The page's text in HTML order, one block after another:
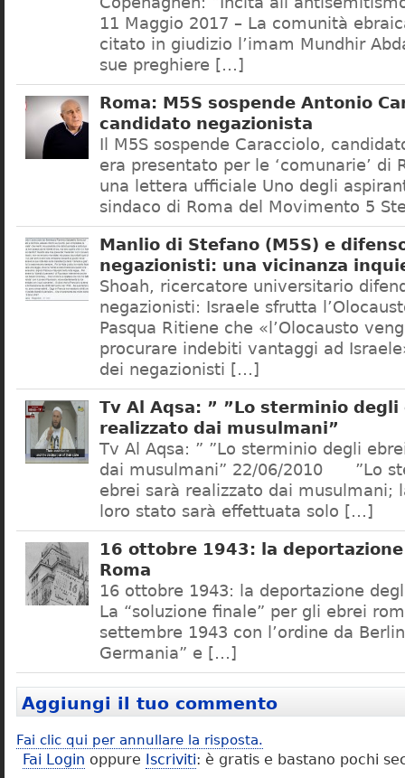
11 Maggio 2017 – La comunità
citato in giudizio l’imam Mundhir
sue preghiere […]
Roma: M5S sospende Antonio
candidato negazionista
Il M5S sospende Caracciolo,
era presentato per le ‘comunarie’ di
una lettera ufficiale Uno degli
sindaco di Roma del Movimento 5
Manlio di Stefano (M5S) e
negazionisti: una vicinanza
Shoah, ricercatore universitario
negazionisti: Israele sfrutta
Pasqua Ritiene che «l’Olocausto
procurare indebiti vantaggi ad
dei negazionisti […]
Tv Al Aqsa: ” ”Lo sterminio degli
realizzato dai musulmani”
Tv Al Aqsa: ” ”Lo sterminio degli
dai musulmani” 22/06/2010 ”Lo
ebrei sarà realizzato dai musulmani;
loro stato sarà effettuata solo […]
16 ottobre 1943: la
Roma
16 ottobre 1943: la deportazione
La “soluzione finale” per gli ebrei
settembre 1943 con l’ordine da
Germania” e […]
Aggiungi il tuo commento
Fai clic qui per annullare la risposta.
Fai Login oppure Iscriviti: è gratis e bastano pochi